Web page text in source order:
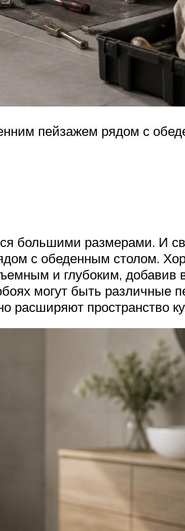
пейзажем рядом с
большими размерами. И
с обеденным столом.
и глубоким, добавив
могут быть различные
расширяют пространство